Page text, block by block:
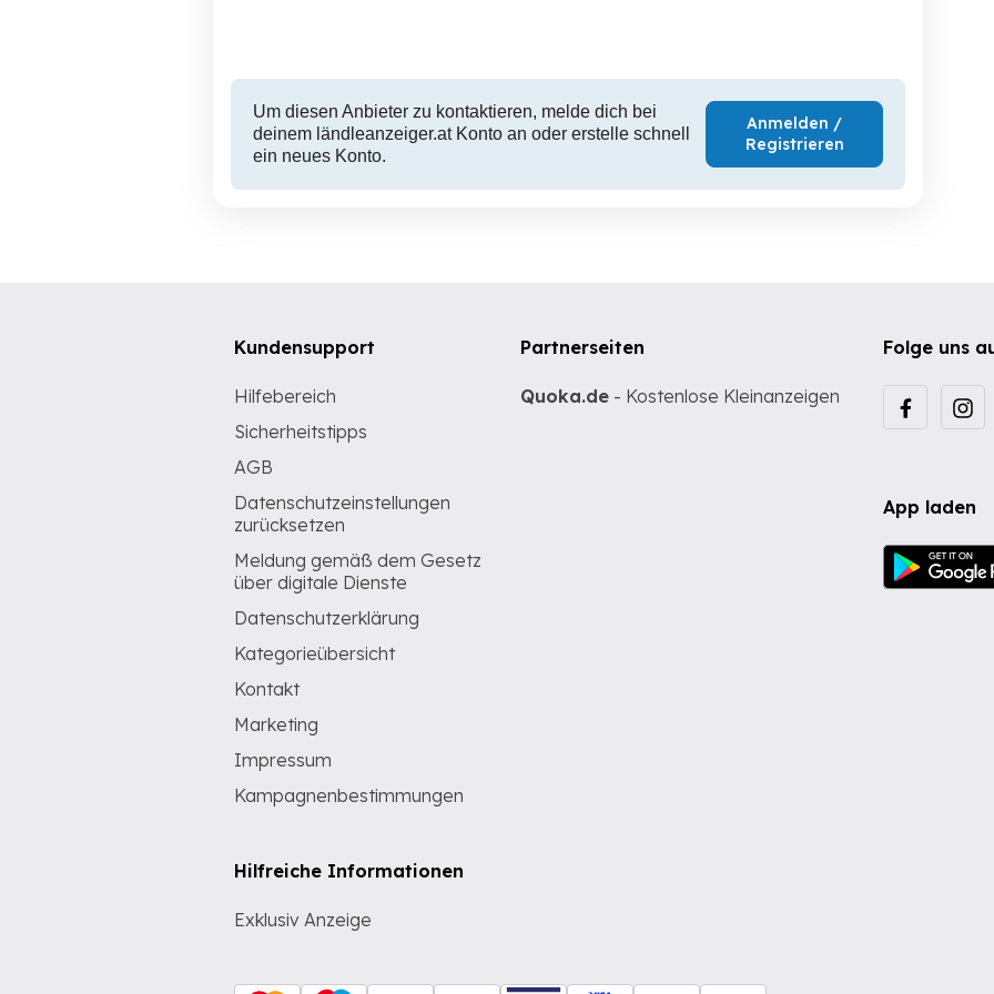
Um diesen Anbieter zu kontaktieren, melde dich bei
deinem ländleanzeiger.at Konto an oder erstelle schnell
ein neues Konto.
Anmelden /
Registrieren
Folge uns
App laden
Kundensupport
Hilfebereich
Sicherheitstipps
AGB
Datenschutzeinstellungen
zurücksetzen
Meldung gemäß dem Gesetz
über digitale Dienste
Datenschutzerklärung
Kategorieübersicht
Kontakt
Marketing
Impressum
Kampagnenbestimmungen
Hilfreiche Informationen
Exklusiv Anzeige
Partnerseiten
Quoka.de - Kostenlose Kleinanzeigen